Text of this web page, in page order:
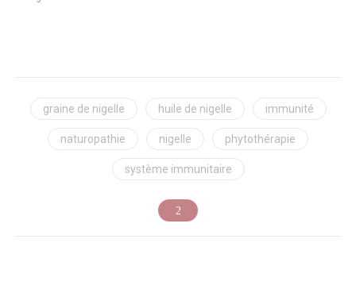
graine de nigelle huile de nigelle immunité
naturopathie nigelle phytothérapie
système immunitaire